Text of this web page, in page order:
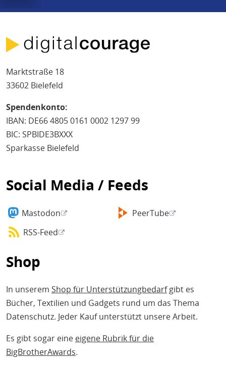
Marktstraße 18
33602 Bielefeld
Spendenkonto:
IBAN: DE66 4805 0161 0002 1297 99
BIC: SPBIDE3BXXX
Sparkasse Bielefeld
Social Media / Feeds
Mastodon
PeerTube
RSS-Feed
Shop
In unserem Shop für Unterstützungbedarfgibt es
Bücher, Textilien und Gadgets rund um das Thema
Datenschutz. Jeder Kauf unterstützt unsere Arbeit.
Es gibt sogar eine eigene Rubrik für die
BigBrotherAwards.